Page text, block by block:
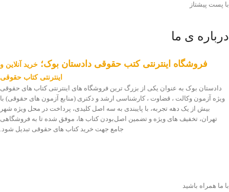
با پست پیشتاز
درباره ی ما
فروشگاه اینترنتی کتب حقوقی دادستان بوک؛ خرید آنلاین و
اینترنتی کتاب حقوقی
دادستان بوک به عنوان یکی از بزرگ ترین فروشگاه های اینترنتی کتاب های حقوقی
ویژه آزمون وکالت ، قضاوت ، کارشناسی ارشد و دکتری (منابع آزمون های حقوقی) با
بیش از یک دهه تجربه، با پایبندی به سه اصل کلیدی، پرداخت در محل ویژه شهر
تهران، تخفیف های ویژه و تضمین اصل‌بودن کتاب ها، موفق شده تا به فروشگاهی
جامع جهت خرید کتاب های حقوقی تبدیل شود.
با ما همراه باشید